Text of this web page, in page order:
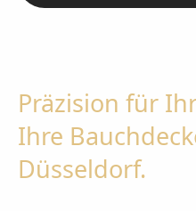
Präzision für
Ihre
Düsseldorf.